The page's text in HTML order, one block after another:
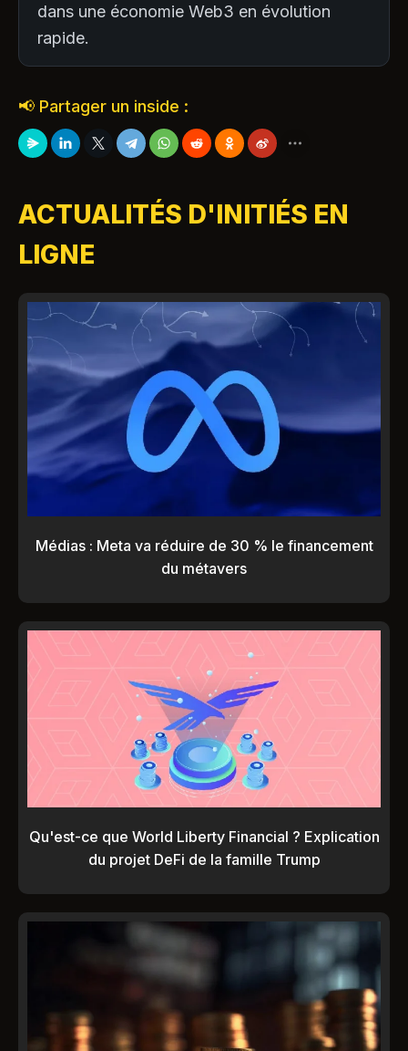
dans une économie Web3 en évolution
rapide.
📢 Partager un inside :
ACTUALITÉS D'INITIÉS EN
LIGNE
Médias : Meta va réduire de 30 % le financement
du métavers
Qu'est-ce que World Liberty Financial ? Explication
du projet DeFi de la famille Trump